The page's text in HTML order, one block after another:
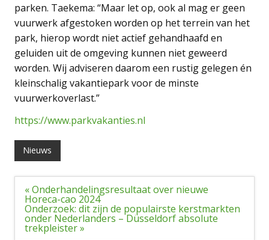
parken. Taekema: “Maar let op, ook al mag er geen
vuurwerk afgestoken worden op het terrein van het
park, hierop wordt niet actief gehandhaafd en
geluiden uit de omgeving kunnen niet geweerd
worden. Wij adviseren daarom een rustig gelegen én
kleinschalig vakantiepark voor de minste
vuurwerkoverlast.”
https://www.parkvakanties.nl
Nieuws
Bericht
navigatie
« Onderhandelingsresultaat over nieuwe
Horeca-cao 2024
Onderzoek: dit zijn de populairste kerstmarkten
onder Nederlanders – Düsseldorf absolute
trekpleister »